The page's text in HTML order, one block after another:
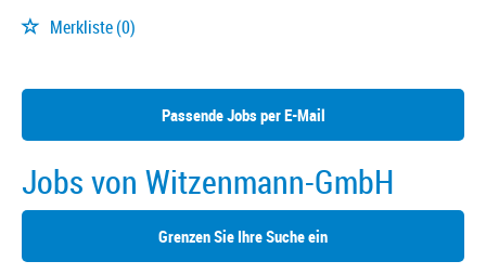
Merkliste(0)
Passende Jobs per E-Mail
Jobs von Witzenmann-GmbH
Grenzen Sie Ihre Suche ein